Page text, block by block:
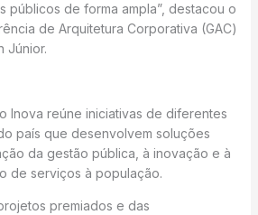
públicos de forma ampla”, destacou o
de Arquitetura Corporativa (GAC)
Júnior.
Inova reúne iniciativas de diferentes
país que desenvolvem soluções
da gestão pública, à inovação e à
de serviços à população.
premiados e das